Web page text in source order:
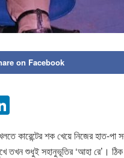
on Facebook
kকারেন্টের শক খেয়ে নিজের
তখন শুধুই সহানুভূতির ‘আহা রে’।